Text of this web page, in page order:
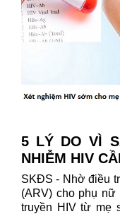
5 LÝ DO VÌ
NHIỄM HIV
SKĐS - Nhờ điều
(ARV) cho phụ nữ
truyền HIV từ mẹ